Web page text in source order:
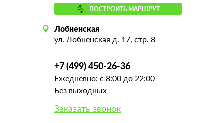
ПОСТРОИТЬ МАРШРУТ
Лобненская
ул. Лобненская д. 17, стр. 8
+7 (499) 450-26-36
Ежедневно: с 8:00 до 22:00
Без выходных
Заказать звонок